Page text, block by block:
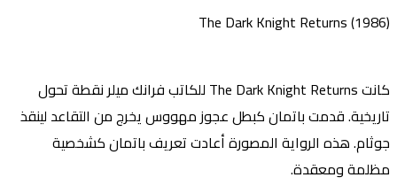
The Dark Knight Returns (1986)
كانتThe Dark Knight Returns للكاتبفرانك ميلر نقطة تحول
تاريخية. قدمت باتمان كبطل عجوز مهووس يخرج من التقاعد لينقذ
جوثام. هذه الرواية المصورة أعادت تعريف باتمان كشخصية
مظلمة ومعقدة.